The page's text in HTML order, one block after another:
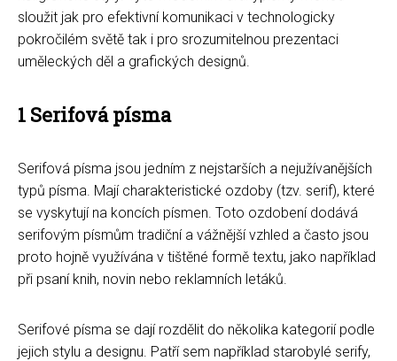
sloužit jak pro efektivní komunikaci v technologicky
pokročilém světě tak i pro srozumitelnou prezentaci
uměleckých děl a grafických designů.
1 Serifová písma
Serifová písma jsou jedním z nejstarších a nejužívanějších
typů písma. Mají charakteristické ozdoby (tzv. serif), které
se vyskytují na koncích písmen. Toto ozdobení dodává
serifovým písmům tradiční a vážnější vzhled a často jsou
proto hojně využívána v tištěné formě textu, jako například
při psaní knih, novin nebo reklamních letáků.
Serifové písma se dají rozdělit do několika kategorií podle
jejich stylu a designu. Patří sem například starobylé serify,